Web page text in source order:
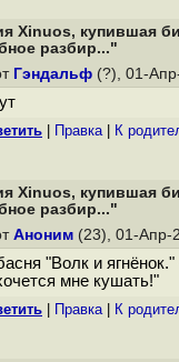
Xinuos, купившая
разбир..."
Гэндальф (?), 01-
Правка| К
Xinuos, купившая
разбир..."
Аноним (23), 01-Апр-
"Волк и
мне кушать!"
Правка| К